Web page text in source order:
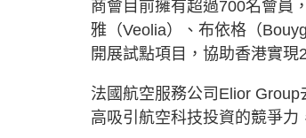
商會目前擁有超過700名會員
雅（Veolia）、布依格（
開展試點項目，協助香港實現
法國航空服務公司Elior
高吸引航空科技投資的競爭力